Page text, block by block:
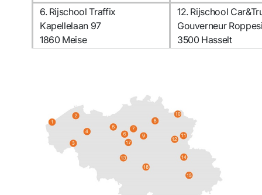
6. Rijschool Traffix
Kapellelaan 97
1860 Meise
12. Rijschool
Gouverneur
3500 Hasselt